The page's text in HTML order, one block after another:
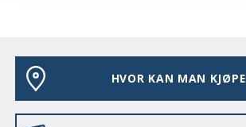
HVOR KAN MAN KJØPE